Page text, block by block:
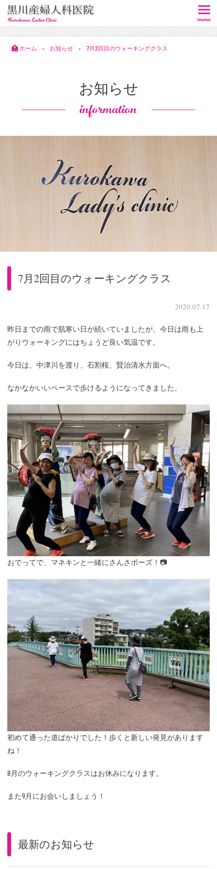
ホーム > お知らせ > 7月2回目のウォーキングクラス
お知らせ
information
7月2回目のウォーキングクラス
2020.07.17
昨日までの雨で肌寒い日が続いていましたが、今日は雨も上
がりウォーキングにはちょうど良い気温です。
今日は、中津川を渡り、石割桜、賢治清水方面へ。
なかなかいいペースで歩けるようになってきました。
おでってで、マネキンと一緒にさんさポーズ！📷
初めて通った道ばかりでした！歩くと新しい発見があります
ね！
8月のウォーキングクラスはお休みになります。
また9月にお会いしましょう！
最新のお知らせ